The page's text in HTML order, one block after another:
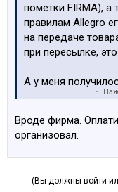
пометки FIRMA), а
правилам Allegro
на передаче
при пересылке,
А у меня
поляк впарил
ее целую
так, тупые отписки.
Вроде фирма.
организовал.
(Вы должны войти